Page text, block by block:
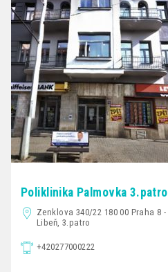
Poliklinika Palmovka 3.patro
Zenklova 340/22 180 00 Praha 8 -
Libeň, 3.patro
+420277000222